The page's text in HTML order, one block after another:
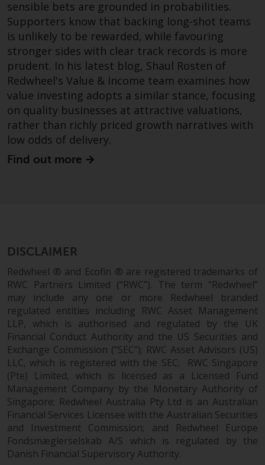
Anlageentscheidung nicht
ausschließlich auf die auf dieser
Website enthaltenen
Informationen verlassen.
Haftung
Obwohl Redwheel bestrebt ist,
sicherzustellen, dass die
Informationen auf dieser Website
Unternehmen die
Angemessenheit, Genauigkeit
oder Vollständigkeit dieser
Informationen und übernehmen
keine Haftung, die sich aus dem
Vertrauen auf Ungenauigkeiten,
Auslassung in, oder Verwendung
von oder Vertrauen auf die
Informationen auf dieser Website
ergibt.
Datenschutz und Privatsphäre
Soweit Informationen, die Sie
sensible bets are grounded in probabilities.
Supporters know that backing long-shot teams
is unlikely to be rewarded, while favouring
stronger sides with clear track records is more
prudent. In his latest blog, Shaul Rosten of
Redwheel's Value & Income team examines how
value investing adopts a similar stance, focusing
on quality businesses at attractive valuations,
rather than richly priced growth narratives with
low odds of delivery.
Find out more
DISCLAIMER
Redwheel ® and Ecofin ® are registered trademarks of
RWC Partners Limited (“RWC”). The term “Redwheel”
may include any one or more Redwheel branded
regulated entities including RWC Asset Management
LLP, which is authorised and regulated by the UK
Financial Conduct Authority and the US Securities and
Exchange Commission (“SEC”); RWC Asset Advisors (US)
LLC, which is registered with the SEC; RWC Singapore
(Pte) Limited, which is licensed as a Licensed Fund
Management Company by the Monetary Authority of
Singapore; Redwheel Australia Pty Ltd is an Australian
Financial Services Licensee with the Australian Securities
and Investment Commission; and Redwheel Europe
Fondsmæglerselskab A/S which is regulated by the
Danish Financial Supervisory Authority.